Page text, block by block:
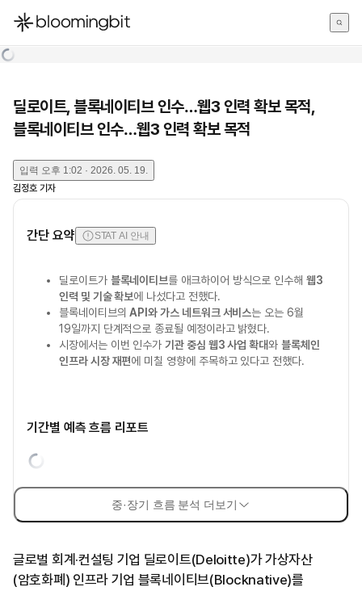
한국어
딜로이트, 블록네이티브 인수…웹3 인력 확보 목적,
블록네이티브 인수…웹3 인력 확보 목적
입력 오후 1:02 · 2026. 05. 19.
김정호 기자
간단 요약 STAT AI 안내
딜로이트가 블록네이티브를 애크하이어 방식으로 인수해 웹3
인력 및 기술 확보에 나섰다고 전했다.
블록네이티브의API와 가스 네트워크 서비스는 오는 6월
19일까지 단계적으로 종료될 예정이라고 밝혔다.
시장에서는 이번 인수가기관 중심 웹3 사업 확대와 블록체인
인프라 시장 재편에 미칠 영향에 주목하고 있다고 전했다.
기간별 예측 흐름 리포트
중·장기 흐름 분석 더보기
글로벌 회계·컨설팅 기업 딜로이트(Deloitte)가 가상자산
(암호화폐) 인프라 기업 블록네이티브(Blocknative)를